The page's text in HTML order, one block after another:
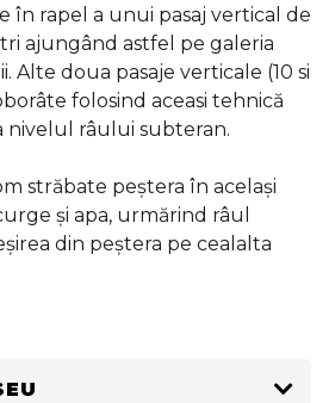
în rapel a unui pasaj vertical de
ajungând astfel pe galeria
Alte doua pasaje verticale (10 si
folosind aceasi tehnică
nivelul râului subteran.
străbate peștera în același
și apa, urmărind râul
din peștera pe cealalta